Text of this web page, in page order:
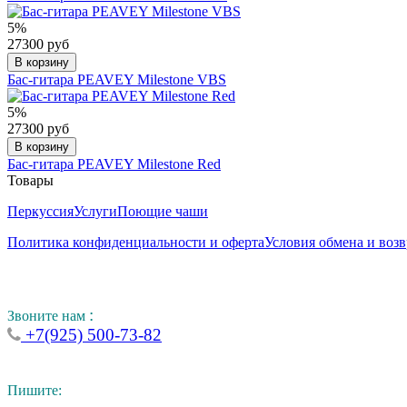
5%
27300 руб
В корзину
Бас-гитара PEAVEY Milestone VBS
5%
27300 руб
В корзину
Бас-гитара PEAVEY Milestone Red
Товары
ПеркуссияУслугиПоющие чаши
Политика конфиденциальности и офертаУсловия обмена и
Звоните нам :
+7(925) 500-73-82
Пишите: